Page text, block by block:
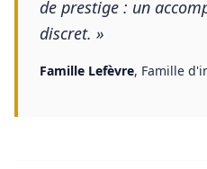
de prestige : un
discret. »
Famille Lefèvre, Famille